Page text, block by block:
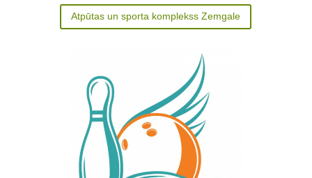
Atpūtas un sporta komplekss Zemgale